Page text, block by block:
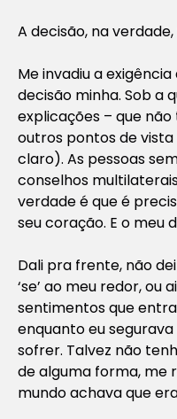
A decisão, na
Me invadiu a
decisão minha. Sob a
explicações – que
outros pontos de
claro). As pessoas
conselhos
verdade é que é
seu coração. E o meu
Dali pra frente, não
‘se’ ao meu redor, ou
sentimentos que
enquanto eu
sofrer. Talvez não
de alguma forma, me
mundo achava que